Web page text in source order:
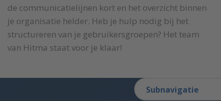
de communicatielijnen kort en het overzicht binnen
je organisatie helder. Heb je hulp nodig bij het
structureren van je gebruikersgroepen? Het team
van Hitma staat voor je klaar!
Subnavigatie